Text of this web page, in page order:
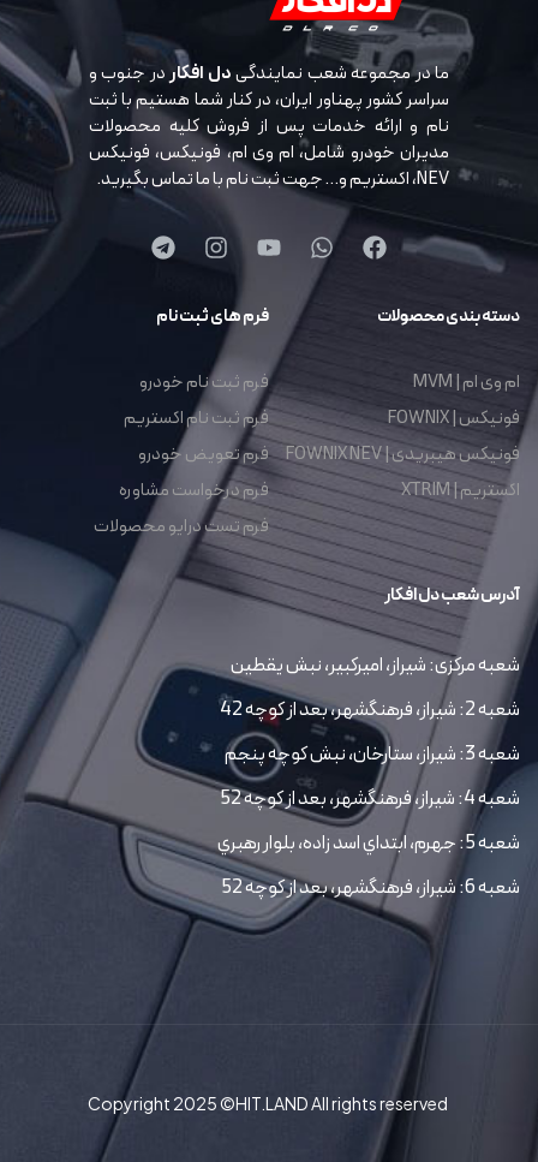
ما در مجموعه شعب نمایندگیدل افکاردر جنوب و
سراسر کشور پهناور ایران، در کنار شما هستیم با ثبت
نام و ارائه خدمات پس از فروش کلیه محصولات
مدیران خودرو شامل، ام وی ام، فونیکس، فونیکس
NEV، اکستریم و… جهت ثبت نام با ما تماس بگیرید.
دسته بندی محصولات
ام وی ام | MVM
فونیکس | FOWNIX
فونیکس هیبریدی | FOWNIX NEV
اکستریم | XTRIM
فرم های ثبت نام
فرم ثبت نام خودرو
فرم ثبت نام اکستریم
فرم تعویض خودرو
فرم درخواست مشاوره
فرم تست درایو محصولات
آدرس شعب دل افکار
شعبه مرکزی: شیراز، امیرکبیر، نبش یقطین
شعبه 2: شیراز، فرهنگشهر، بعد از کوچه 42
شعبه 3: شیراز، ستارخان، نبش کوچه پنجم
شعبه 4: شیراز، فرهنگشهر، بعد از کوچه 52
شعبه 5: جهرم، ابتداي اسد زاده، بلوار رهبري
شعبه 6: شیراز، فرهنگشهر، بعد از کوچه 52